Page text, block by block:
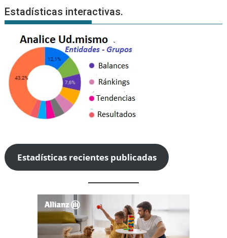
Estadísticas interactivas.
Estadísticas recientes publicadas